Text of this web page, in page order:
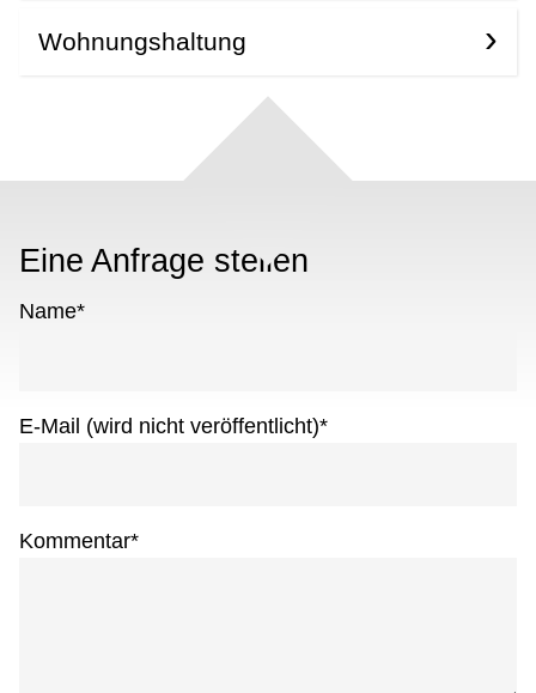
Wohnungshaltung
Eine Anfrage stellen
Name*
E-Mail (wird nicht veröffentlicht)*
Kommentar*